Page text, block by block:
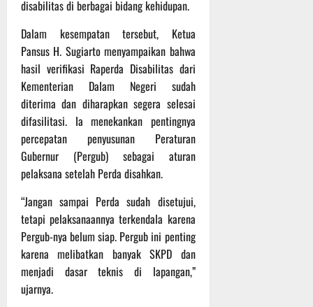
disabilitas di berbagai bidang kehidupan.
Dalam kesempatan tersebut, Ketua
Pansus H. Sugiarto menyampaikan bahwa
hasil verifikasi Raperda Disabilitas dari
Kementerian Dalam Negeri sudah
diterima dan diharapkan segera selesai
difasilitasi. Ia menekankan pentingnya
percepatan penyusunan Peraturan
Gubernur (Pergub) sebagai aturan
pelaksana setelah Perda disahkan.
“Jangan sampai Perda sudah disetujui,
tetapi pelaksanaannya terkendala karena
Pergub-nya belum siap. Pergub ini penting
karena melibatkan banyak SKPD dan
menjadi dasar teknis di lapangan,”
ujarnya.